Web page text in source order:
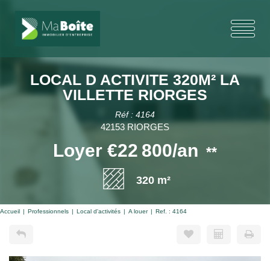
LOCAL D ACTIVITE 320M² LA
VILLETTE RIORGES
Réf : 4164
42153 RIORGES
Loyer €22 800/an **
320 m²
Accueil Professionnels Local d'activités A louer Ref. : 4164